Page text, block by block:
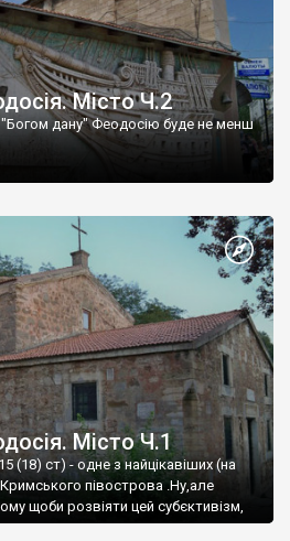
Місто Ч.2
"Богом дану" Феодосію буде не менш
Місто Ч.1
(18) ст) - одне з найцікавіших (на
півострова .Ну,але
щоби розвіяти цей субєктивізм,